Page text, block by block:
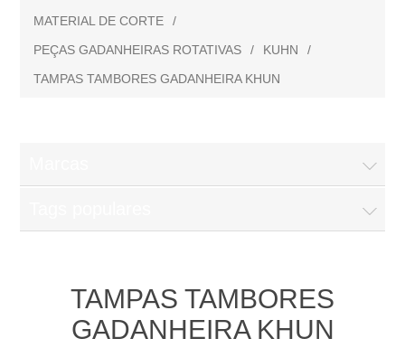
MATERIAL DE CORTE
/
PEÇAS GADANHEIRAS ROTATIVAS
/ KUHN
/
TAMPAS TAMBORES GADANHEIRA KHUN
TAMPAS TAMBORES
GADANHEIRA KHUN